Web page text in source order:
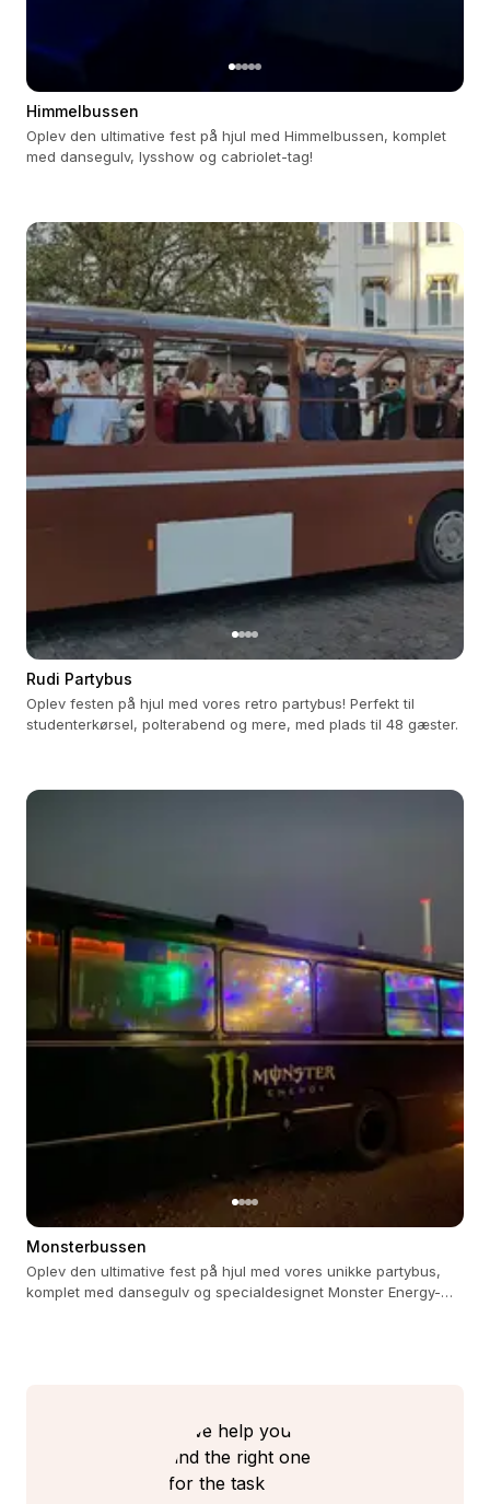
Himmelbussen
Oplev den ultimative fest på hjul med Himmelbussen, komplet
med dansegulv, lysshow og cabriolet-tag!
Rudi Partybus
Oplev festen på hjul med vores retro partybus! Perfekt til
studenterkørsel, polterabend og mere, med plads til 48 gæster.
Monsterbussen
Oplev den ultimative fest på hjul med vores unikke partybus,
komplet med dansegulv og specialdesignet Monster Energy-